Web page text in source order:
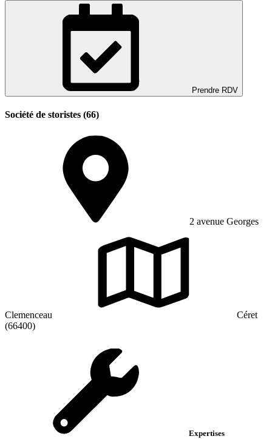
Prendre RDV
Société de storistes (66)
2 avenue Georges
Clemenceau
Céret
(66400)
Expertises